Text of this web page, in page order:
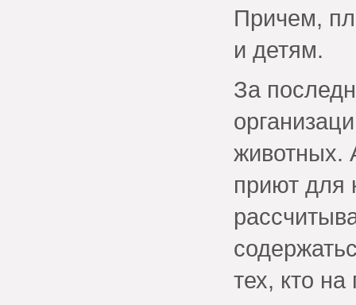
Причем,
и детям.
За
животных.
приют для
тех, кто